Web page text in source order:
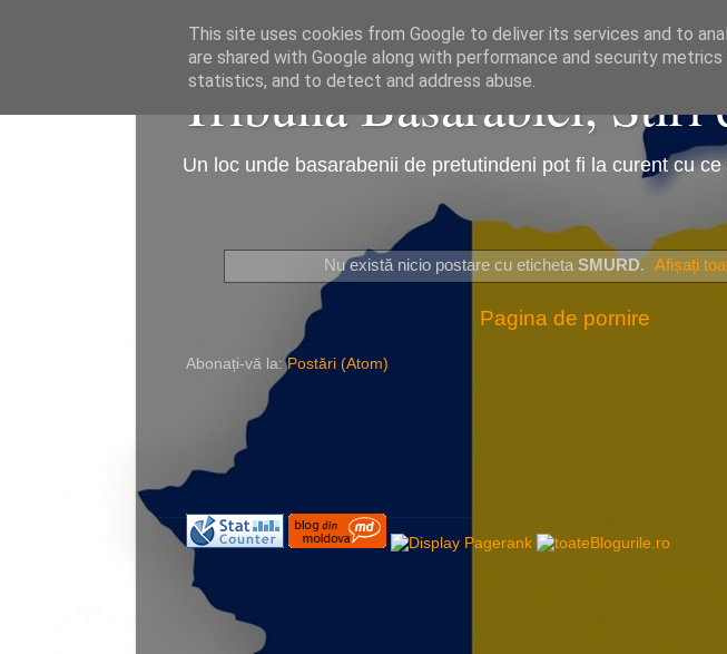
Tribuna Basarabiei, Stiri
Un loc unde basarabenii de pretutindeni pot fi la curent cu
Nu există nicio postare cu eticheta SMURD. Afișați
Pagina de pornire
Abonați-vă la:Postări (Atom)
This site uses cookies from Google to deliver its services and to
are shared with Google along with performance and security
statistics, and to detect and address abuse.